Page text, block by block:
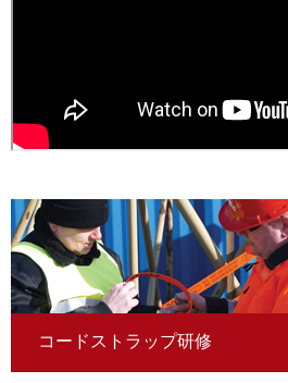
コードストラップ研修